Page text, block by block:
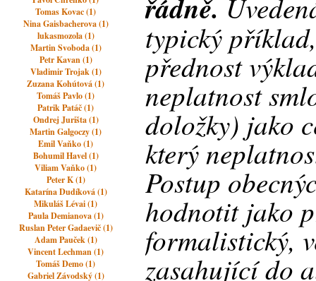
Tomas Kovac (1)
Nina Gaisbacherova (1)
lukasmozola (1)
Martin Svoboda (1)
Petr Kavan (1)
Vladimir Trojak (1)
Zuzana Kohútová (1)
Tomáš Pavlo (1)
Patrik Patáč (1)
Ondrej Jurišta (1)
Martin Galgoczy (1)
Emil Vaňko (1)
Bohumil Havel (1)
Viliam Vaňko (1)
Peter K (1)
Katarína Dudíková (1)
Mikuláš Lévai (1)
Paula Demianova (1)
Ruslan Peter Gadaevič (1)
Adam Pauček (1)
Vincent Lechman (1)
Tomáš Demo (1)
Gabriel Závodský (1)
řádně.
typický
přednost
neplatnost
doložky) jako
který
Postup
hodnotit jako
formalistický,
zasahující do